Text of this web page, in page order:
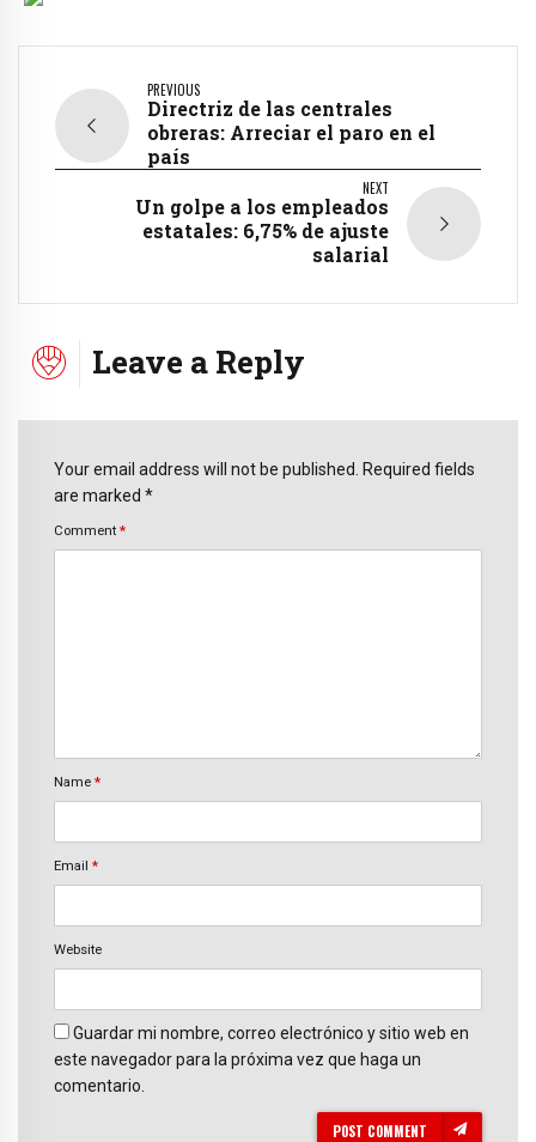
PREVIOUS
Directriz de las centrales
obreras: Arreciar el paro en el
país
NEXT
Un golpe a los empleados
estatales: 6,75% de ajuste
salarial
Leave a Reply
Your email address will not be published. Required fields
are marked *
Comment *
Name *
Email *
Website
Guardar mi nombre, correo electrónico y sitio web en
este navegador para la próxima vez que haga un
comentario.
POST COMMENT